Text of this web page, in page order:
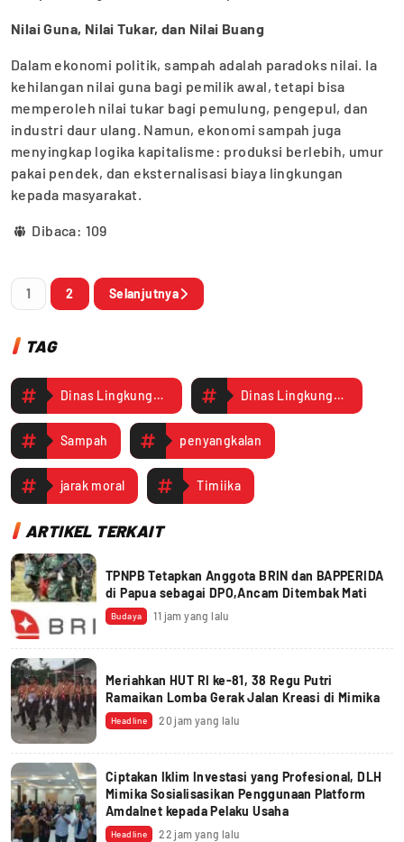
Nilai Guna, Nilai Tukar, dan Nilai Buang
Dalam ekonomi politik, sampah adalah paradoks nilai. Ia
kehilangan nilai guna bagi pemilik awal, tetapi bisa
memperoleh nilai tukar bagi pemulung, pengepul, dan
industri daur ulang. Namun, ekonomi sampah juga
menyingkap logika kapitalisme: produksi berlebih, umur
pakai pendek, dan eksternalisasi biaya lingkungan
kepada masyarakat.
Dibaca: 109
1 2 Selanjutnya
TAG
Dinas Lingkungan Hidup Dinas Lingkungan Hidup Mimika
Sampah penyangkalan
jarak moral Timiika
ARTIKEL TERKAIT
TPNPB Tetapkan Anggota BRIN dan BAPPERIDA
di Papua sebagai DPO,Ancam Ditembak Mati
Budaya 11 jam yang lalu
Meriahkan HUT RI ke-81, 38 Regu Putri
Ramaikan Lomba Gerak Jalan Kreasi di Mimika
Headline 20 jam yang lalu
Ciptakan Iklim Investasi yang Profesional, DLH
Mimika Sosialisasikan Penggunaan Platform
Amdalnet kepada Pelaku Usaha
Headline 22 jam yang lalu